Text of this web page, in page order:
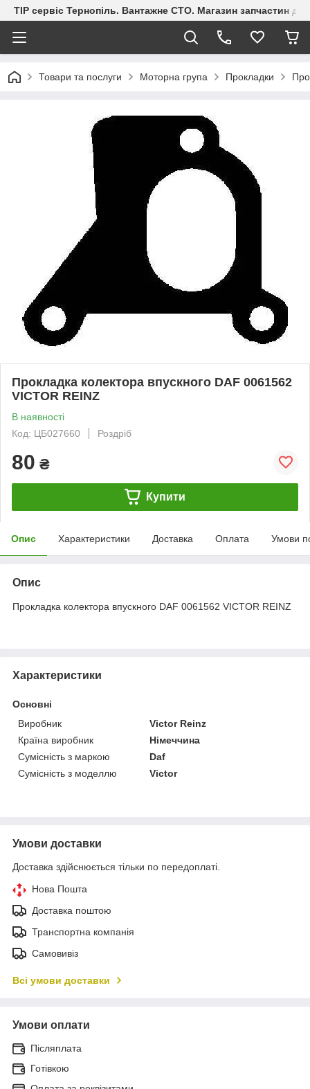
ТІР сервіс Тернопіль. Вантажне СТО. Магазин запчастин
Товари та послуги Моторна група Прокладки
Прокладка колектора впускного DAF 0061562
VICTOR REINZ
В наявності
Код: ЦБ027660
Роздріб
80 ₴
Купити
Опис Характеристики Доставка Оплата Умови
Опис
Прокладка колектора впускного DAF 0061562 VICTOR REINZ
Характеристики
Основні
Виробник
Victor Reinz
Країна виробник
Німеччина
Сумісність з маркою
Daf
Сумісність з моделлю
Victor
Умови доставки
Доставка здійснюється тільки по передоплаті.
Нова Пошта
Доставка поштою
Транспортна компанія
Самовивіз
Всі умови доставки
Умови оплати
Післяплата
Готівкою